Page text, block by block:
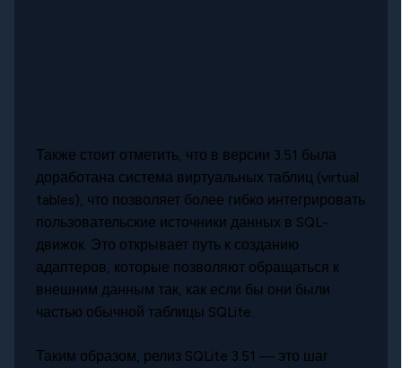
Также стоит отметить, что в версии 3.51 была
доработана система виртуальных таблиц (virtual
tables), что позволяет более гибко интегрировать
пользовательские источники данных в SQL-
движок. Это открывает путь к созданию
адаптеров, которые позволяют обращаться к
внешним данным так, как если бы они были
частью обычной таблицы SQLite.
Таким образом, релиз SQLite 3.51 — это шаг